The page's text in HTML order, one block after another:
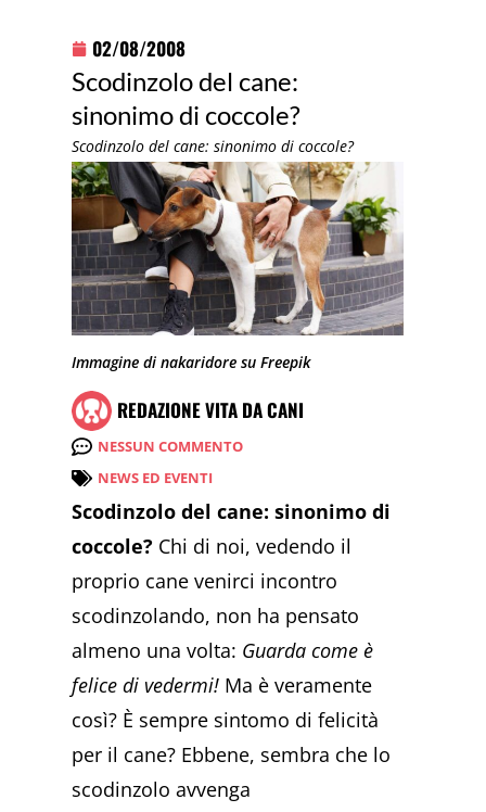
02/08/2008
Scodinzolo del cane:
sinonimo di coccole?
Scodinzolo del cane: sinonimo di coccole?
Immagine di nakaridore su Freepik
REDAZIONE VITA DA CANI
NESSUN COMMENTO
NEWS ED EVENTI
Scodinzolo del cane: sinonimo di
coccole? Chi di noi, vedendo il
proprio cane venirci incontro
scodinzolando, non ha pensato
almeno una volta: Guarda come è
felice di vedermi! Ma è veramente
così? È sempre sintomo di felicità
per il cane? Ebbene, sembra che lo
scodinzolo avvenga